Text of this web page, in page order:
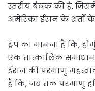
स्तरीय बैठक की है,
अमेरिका ईरान के शर्तों
ट्रंप का मानना है कि,
एक तात्कालिक
ईरान की परमाणु
है कि, जब तक परमाणु